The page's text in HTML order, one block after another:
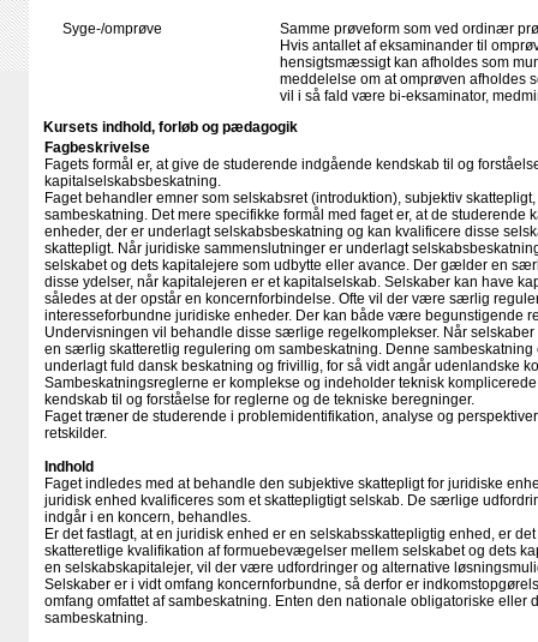
Syge-/omprøve
Samme prøveform som ved ordinær
Hvis antallet af eksaminander til
hensigtsmæssigt kan afholdes som
meddelelse om at omprøven afholdes
vil i så fald være bi-eksaminator,
Kursets indhold, forløb og pædagogik
Fagbeskrivelse
Fagets formål er, at give de studerende indgående kendskab til og
kapitalselskabsbeskatning.
Faget behandler emner som selskabsret (introduktion), subjektiv
sambeskatning. Det mere specifikke formål med faget er, at de studerende
enheder, der er underlagt selskabsbeskatning og kan kvalificere disse
skattepligt. Når juridiske sammenslutninger er underlagt
selskabet og dets kapitalejere som udbytte eller avance. Der gælder en
disse ydelser, når kapitalejeren er et kapitalselskab. Selskaber kan have
således at der opstår en koncernforbindelse. Ofte vil der være særlig
interesseforbundne juridiske enheder. Der kan både være begunstigende
Undervisningen vil behandle disse særlige regelkomplekser. Når
en særlig skatteretlig regulering om sambeskatning. Denne
underlagt fuld dansk beskatning og frivillig, for så vidt angår udenlandske
Sambeskatningsreglerne er komplekse og indeholder teknisk
kendskab til og forståelse for reglerne og de tekniske beregninger.
Faget træner de studerende i problemidentifikation, analyse og
retskilder.
Indhold
Faget indledes med at behandle den subjektive skattepligt for juridiske
juridisk enhed kvalificeres som et skattepligtigt selskab. De særlige
indgår i en koncern, behandles.
Er det fastlagt, at en juridisk enhed er en selskabsskattepligtig enhed, er
skatteretlige kvalifikation af formuebevægelser mellem selskabet og dets
en selskabskapitalejer, vil der være udfordringer og alternative
Selskaber er i vidt omfang koncernforbundne, så derfor er
omfang omfattet af sambeskatning. Enten den nationale obligatoriske eller
sambeskatning.